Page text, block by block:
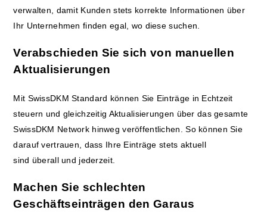
verwalten, damit Kunden stets korrekte Informationen über
Ihr Unternehmen finden egal, wo diese suchen.
Verabschieden Sie sich von manuellen
Aktualisierungen
Mit SwissDKM Standard können Sie Einträge in Echtzeit
steuern und gleichzeitig Aktualisierungen über das gesamte
SwissDKM Network hinweg veröffentlichen. So können Sie
darauf vertrauen, dass Ihre Einträge stets aktuell
sind überall und jederzeit.
Machen Sie schlechten
Geschäftseinträgen den Garaus